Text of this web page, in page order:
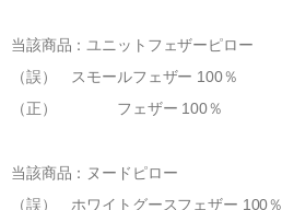
生地の違い
ご愛用者さまの声
イワタニュース
イベント
当該商品：ユニットフェザーピロー
（誤） スモールフェザー 100％
（正） フェザー 100％
当該商品：ヌードピロー
（誤） ホワイトグースフェザー 100％